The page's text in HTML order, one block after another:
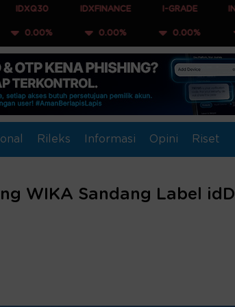
IDXFINANCE
0.00%
I-GRADE
0.00%
INFOBANK15
0.00%
Rileks Informasi Opini Riset
WIKA Sandang Label idD